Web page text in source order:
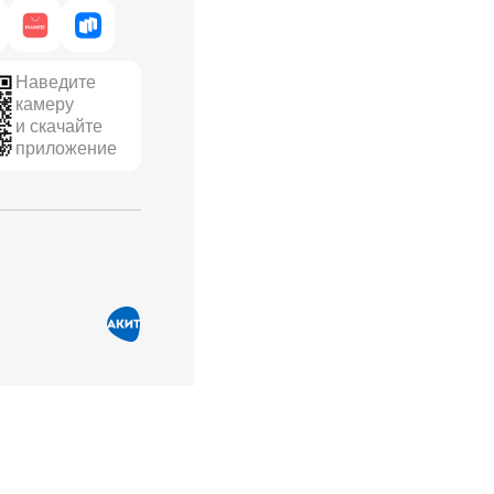
Наведите
камеру
и скачайте
приложение